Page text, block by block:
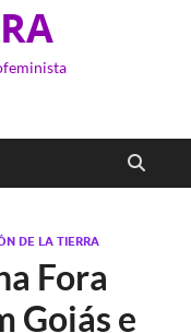
DE LA TIERRA
Fora
Goiás e